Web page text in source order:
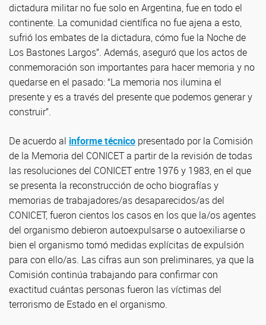
dictadura militar no fue solo en Argentina, fue en todo el
continente. La comunidad científica no fue ajena a esto,
sufrió los embates de la dictadura, cómo fue la Noche de
Los Bastones Largos”. Además, aseguró que los actos de
conmemoración son importantes para hacer memoria y no
quedarse en el pasado: “La memoria nos ilumina el
presente y es a través del presente que podemos generar y
construir”.
De acuerdo al informe técnico presentado por la Comisión
de la Memoria del CONICET a partir de la revisión de todas
las resoluciones del CONICET entre 1976 y 1983, en el que
se presenta la reconstrucción de ocho biografías y
memorias de trabajadores/as desaparecidos/as del
CONICET, fueron cientos los casos en los que la/os agentes
del organismo debieron autoexpulsarse o autoexiliarse o
bien el organismo tomó medidas explícitas de expulsión
para con ello/as. Las cifras aun son preliminares, ya que la
Comisión continúa trabajando para confirmar con
exactitud cuántas personas fueron las víctimas del
terrorismo de Estado en el organismo.